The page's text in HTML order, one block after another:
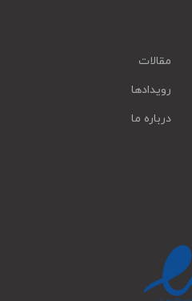
مقالات
رویدادها
درباره ما